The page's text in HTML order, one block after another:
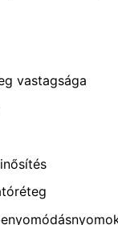
vastagsága